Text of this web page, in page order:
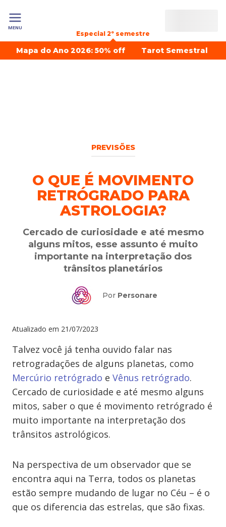
MENU
Especial 2º semestre
Mapa do Ano 2026: 50% off Tarot Semestral
PREVISÕES
O QUE É MOVIMENTO
RETRÓGRADO PARA
ASTROLOGIA?
Cercado de curiosidade e até mesmo
alguns mitos, esse assunto é muito
importante na interpretação dos
trânsitos planetários
Por Personare
Atualizado em 21/07/2023
Talvez você já tenha ouvido falar nas
retrogradações de alguns planetas, como
Mercúrio retrógrado e Vênus retrógrado.
Cercado de curiosidade e até mesmo alguns
mitos, saber o que é movimento retrógrado é
muito importante na interpretação dos
trânsitos astrológicos.
Na perspectiva de um observador que se
encontra aqui na Terra, todos os planetas
estão sempre mudando de lugar no Céu – é o
que os diferencia das estrelas, que são fixas.